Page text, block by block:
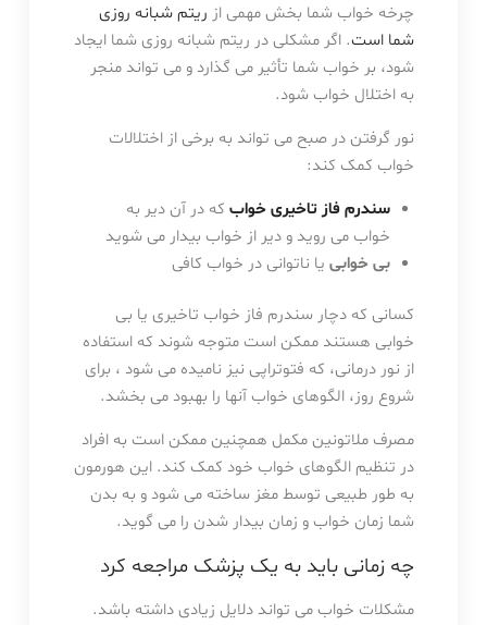
چرخه خواب شما بخش مهمی از ریتم شبانه روزی
شما است. اگر مشکلی در ریتم شبانه روزی شما ایجاد
شود، بر خواب شما تأثیر می گذارد و می تواند منجر
به اختلال خواب شود.
نور گرفتن در صبح می تواند به برخی از اختلالات
خواب کمک کند:
سندرم فاز تاخیری خواب که در آن دیر به
خواب می روید و دیر از خواب بیدار می شوید
بی خوابی یا ناتوانی در خواب کافی
کسانی که دچار سندرم فاز خواب تاخیری یا بی
خوابی هستند ممکن است متوجه شوند که استفاده
از نور درمانی، که فتوتراپی نیز نامیده می شود ، برای
شروع روز، الگوهای خواب آنها را بهبود می بخشد.
مصرف ملاتونین مکمل همچنین ممکن است به افراد
در تنظیم الگوهای خواب خود کمک کند. این هورمون
به طور طبیعی توسط مغز ساخته می شود و به بدن
شما زمان خواب و زمان بیدار شدن را می گوید.
چه زمانی باید به یک پزشک مراجعه کرد
مشکلات خواب می تواند دلایل زیادی داشته باشد.